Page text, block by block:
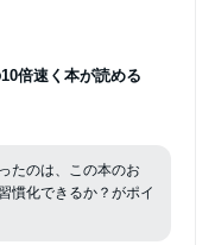
倍速く本が読める
たのは、この本のお
慣化できるか？がポイ